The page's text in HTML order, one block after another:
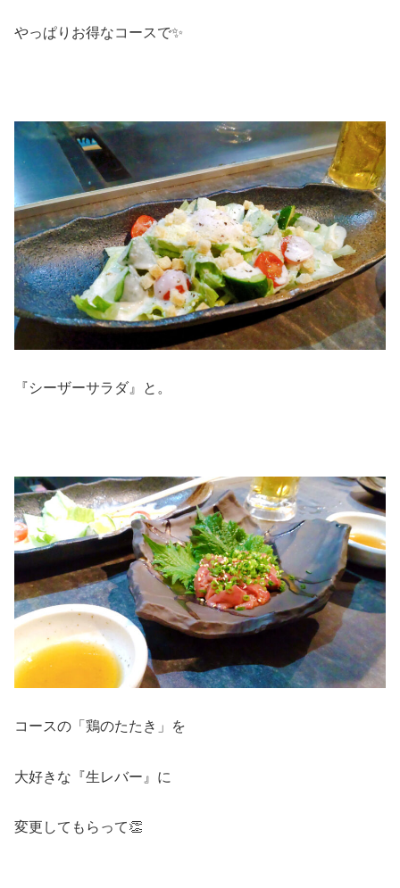
やっぱりお得なコースで✨
『シーザーサラダ』と。
コースの「鶏のたたき」を
大好きな『生レバー』に
変更してもらって👏